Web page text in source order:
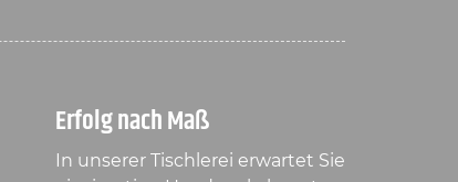
Erfolg nach Maß
In unserer Tischlerei erwartet Sie